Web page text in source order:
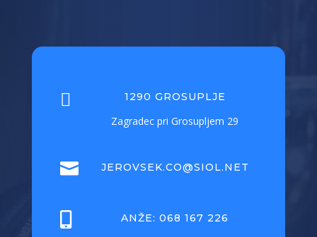
 1290 GROSUPLJE
Zagradec pri Grosupljem 29
 JEROVSEK.CO@SIOL.NET
ANŽE: 068 167 226